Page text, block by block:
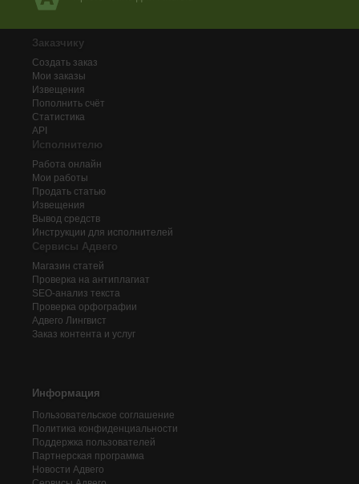
Заказчику
Создать заказ
Мои заказы
Извещения
Пополнить счёт
Статистика
API
Исполнителю
Работа онлайн
Мои работы
Продать статью
Извещения
Вывод средств
Инструкции для исполнителей
Сервисы Адвего
Магазин статей
Проверка на антиплагиат
SEO-анализ текста
Проверка орфографии
Адвего Лингвист
Заказ контента и услуг
Информация
Пользовательское соглашение
Политика конфиденциальности
Поддержка пользователей
Партнерская программа
Новости Адвего